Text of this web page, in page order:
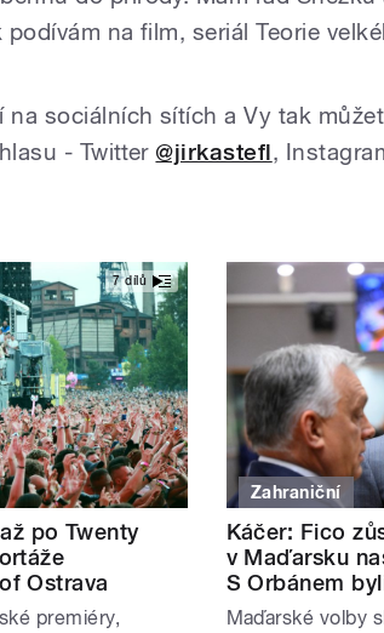
podívám na film, seriál Teorie
na sociálních sítích a Vy tak
- Twitter @jirkastefl,
7 dílů
po Twenty
Ostrava
premiéry,
Zahraniční
Káčer: Fico
v Maďarsku
S Orbánem
Maďarské volby